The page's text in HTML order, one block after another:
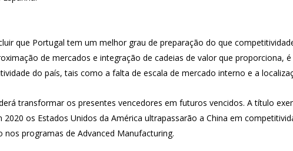
que Portugal tem um melhor grau de preparação do que
de mercados e integração de cadeias de valor que proporciona,
do país, tais como a falta de escala de mercado interno e a
transformar os presentes vencedores em futuros vencidos. A título
os Estados Unidos da América ultrapassarão a China em
programas de Advanced Manufacturing.